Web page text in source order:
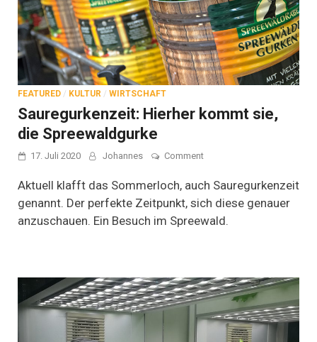
FEATURED / KULTUR / WIRTSCHAFT
Sauregurkenzeit: Hierher kommt sie,
die Spreewaldgurke
17. Juli 2020 Johannes Commenton
Hierher
kommt
sie,
die
Aktuell klafft das Sommerloch, auch Sauregurkenzeit
genannt. Der perfekte Zeitpunkt, sich diese genauer
anzuschauen. Ein Besuch im Spreewald.